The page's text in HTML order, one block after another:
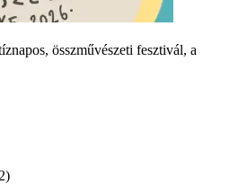
összművészeti fesztivál, a